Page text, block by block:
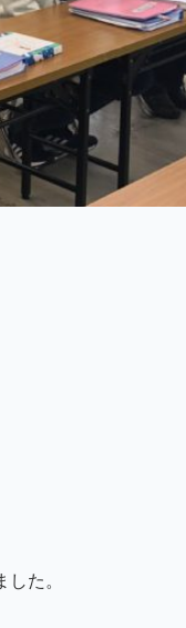
た。